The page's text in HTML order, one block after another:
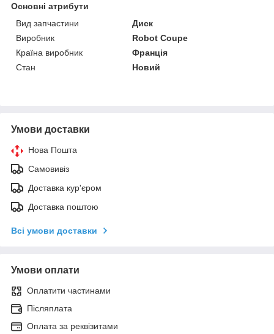
Основні атрибути
Вид запчастини
Диск
Виробник
Robot Coupe
Країна виробник
Франція
Стан
Новий
Умови доставки
Нова Пошта
Самовивіз
Доставка кур'єром
Доставка поштою
Всі умови доставки
Умови оплати
Оплатити частинами
Післяплата
Оплата за реквізитами